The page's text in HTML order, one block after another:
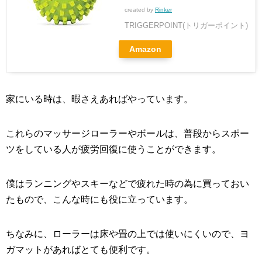
created by Rinker
TRIGGERPOINT(トリガーポイント)
Amazon
家にいる時は、暇さえあればやっています。
これらのマッサージローラーやボールは、普段からスポー
ツをしている人が疲労回復に使うことができます。
僕はランニングやスキーなどで疲れた時の為に買っておい
たもので、こんな時にも役に立っています。
ちなみに、ローラーは床や畳の上では使いにくいので、ヨ
ガマットがあればとても便利です。